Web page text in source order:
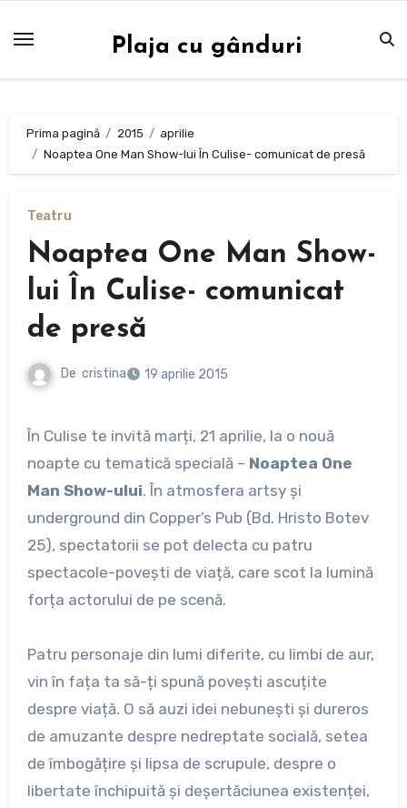
Plaja cu gânduri
Prima pagină 2015
aprilie
Noaptea One Man Show-lui În Culise- comunicat de presă
Teatru
Noaptea One Man Show-
lui În Culise- comunicat
de presă
De cristina 19 aprilie 2015
În Culise te invită marți, 21 aprilie, la o nouă
noapte cu tematică specială – Noaptea One
Man Show-ului. În atmosfera artsy și
underground din Copper’s Pub (Bd. Hristo Botev
25), spectatorii se pot delecta cu patru
spectacole-povești de viață, care scot la lumină
forța actorului de pe scenă.
Patru personaje din lumi diferite, cu limbi de aur,
vin în fața ta să-ți spună povești ascuțite
despre viață. O să auzi idei nebunești și dureros
de amuzante despre nedreptate socială, setea
de îmbogățire și lipsa de scrupule, despre o
libertate închipuită și deșertăciunea existenței,